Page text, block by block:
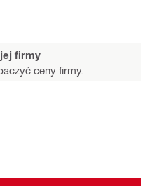
firmy
ceny firmy.